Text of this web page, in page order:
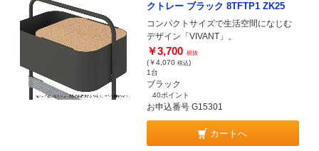
クトレー ブラック 8TFTP1 ZK25
コンパクトサイズで生活空間になじむ
デザイン「VIVANT」。
￥3,700 税抜
(￥4,070 税込)
1台
ブラック
40ポイント
お申込番号 G15301
カートへ